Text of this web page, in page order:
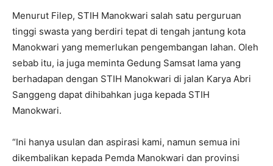
Menurut Filep, STIH Manokwari salah satu perguruan
tinggi swasta yang berdiri tepat di tengah jantung kota
Manokwari yang memerlukan pengembangan lahan. Oleh
sebab itu, ia juga meminta Gedung Samsat lama yang
berhadapan dengan STIH Manokwari di jalan Karya Abri
Sanggeng dapat dihibahkan juga kepada STIH
Manokwari.
“Ini hanya usulan dan aspirasi kami, namun semua ini
dikembalikan kepada Pemda Manokwari dan provinsi